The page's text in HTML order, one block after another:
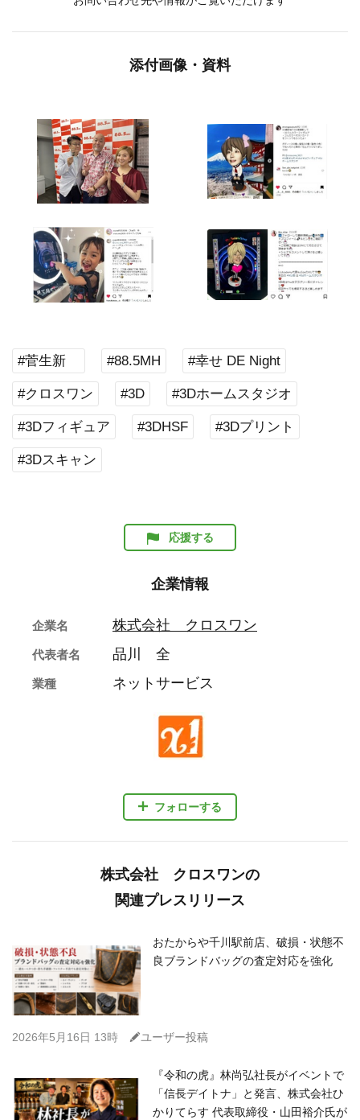
添付画像・資料
#菅生新 #88.5MH #幸せ DE Night
#クロスワン #3D #3Dホームスタジオ
#3Dフィギュア #3DHSF #3Dプリント
#3Dスキャン
応援する
企業情報
フォローする
企業名 株式会社 クロスワン
代表者名 品川 全
業種 ネットサービス
株式会社 クロスワンの
関連プレスリリース
おたからや千川駅前店、破損・状態不
良ブランドバッグの査定対応を強化
2026年5月16日 13時 Cユーザー投稿
『令和の虎』林尚弘社長がイベントで
「信長デイトナ」と発言、株式会社ひ
かりてらす 代表取締役・山田裕介氏が